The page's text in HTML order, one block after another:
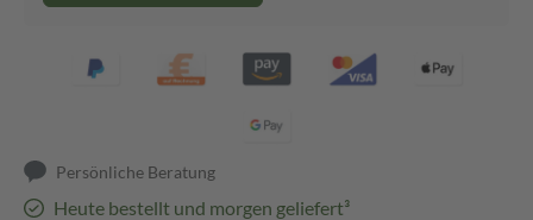
Persönliche Beratung
Heute bestellt und morgen geliefert³